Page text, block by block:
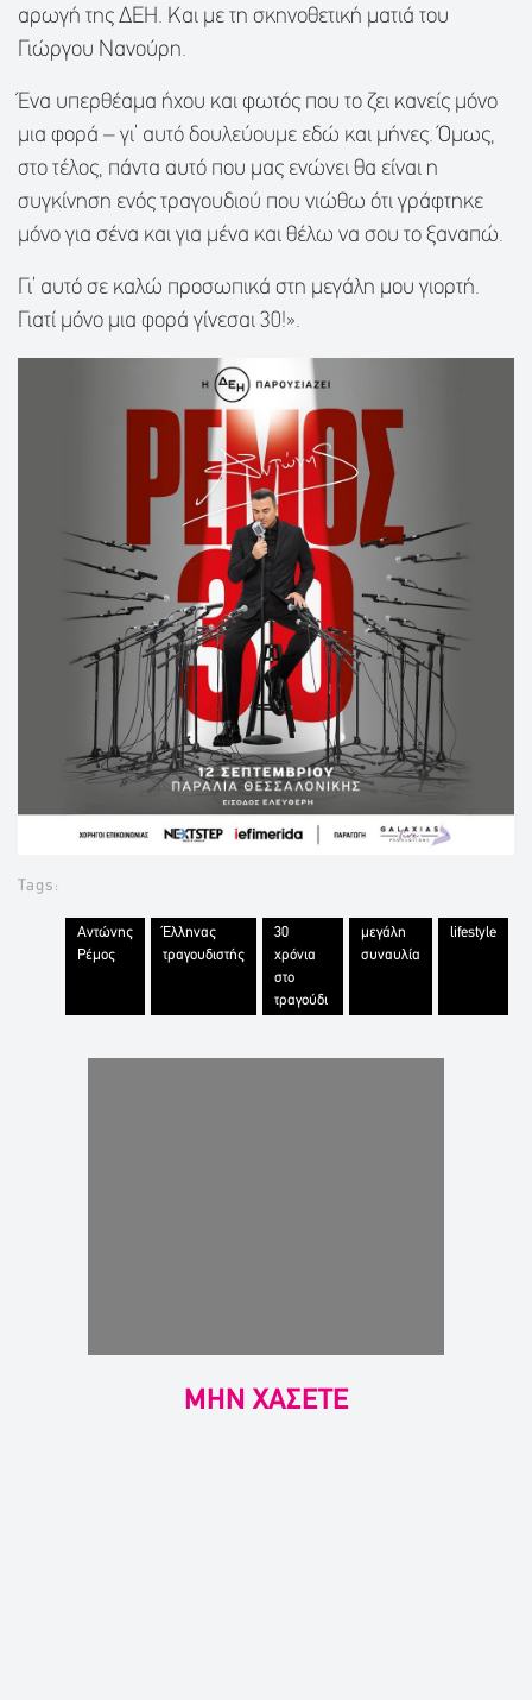
αρωγή της ΔΕΗ. Και με τη σκηνοθετική ματιά του
Γιώργου Νανούρη.
Ένα υπερθέαμα ήχου και φωτός που το ζει κανείς μόνο
μια φορά – γι’ αυτό δουλεύουμε εδώ και μήνες. Όμως,
στο τέλος, πάντα αυτό που μας ενώνει θα είναι η
συγκίνηση ενός τραγουδιού που νιώθω ότι γράφτηκε
μόνο για σένα και για μένα και θέλω να σου το ξαναπώ.
Γι’ αυτό σε καλώ προσωπικά στη μεγάλη μου γιορτή.
Γιατί μόνο μια φορά γίνεσαι 30!».
Tags:
Αντώνης
Ρέμος
Έλληνας
τραγουδιστής
30
χρόνια
στο
τραγούδι
μεγάλη
συναυλία
lifestyle
ΜΗΝ ΧΑΣΕΤΕ